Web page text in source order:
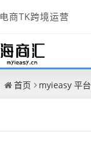
电商TK跨境运营
首页 myieasy 平台